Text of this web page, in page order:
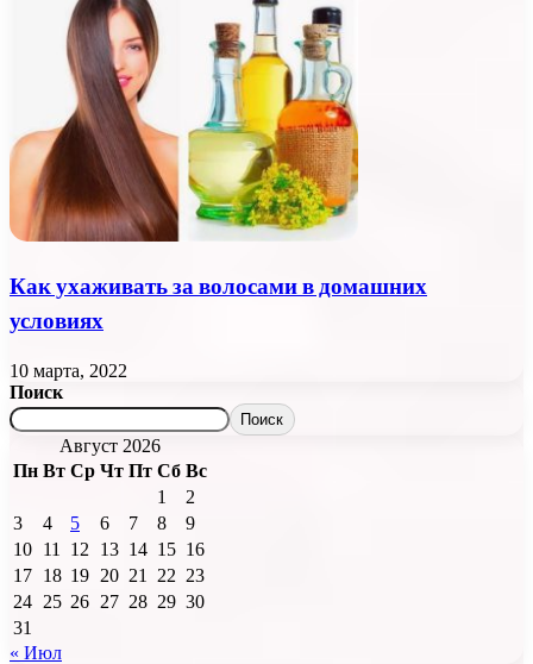
Как ухаживать за волосами в домашних
условиях
10 марта, 2022
Поиск
Поиск
Август 2026
Пн Вт Ср Чт Пт Сб Вс
1
2
3
4 5 6 7 8
9
10 11 12 13 14 15 16
17 18 19 20 21 22 23
24 25 26 27 28 29 30
31
« Июл